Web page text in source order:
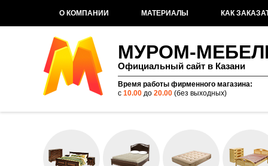
О КОМПАНИИ МАТЕРИАЛЫ КАК
МУРОМ-
Официальный сайт в Казани
Время работы фирменного магазина:
с 10.00 до 20.00 (без выходных)